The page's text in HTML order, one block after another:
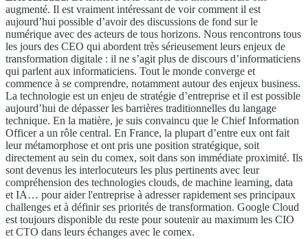
augmenté. Il est vraiment intéressant de voir comment il est
aujourd’hui possible d’avoir des discussions de fond sur le
numérique avec des acteurs de tous horizons. Nous rencontrons tous
les jours des CEO qui abordent très sérieusement leurs enjeux de
transformation digitale : il ne s’agit plus de discours d’informaticiens
qui parlent aux informaticiens. Tout le monde converge et
commence à se comprendre, notamment autour des enjeux business.
La technologie est un enjeu de stratégie d’entreprise et il est possible
aujourd’hui de dépasser les barrières traditionnelles du langage
technique. En la matière, je suis convaincu que le Chief Information
Officer a un rôle central. En France, la plupart d’entre eux ont fait
leur métamorphose et ont pris une position stratégique, soit
directement au sein du comex, soit dans son immédiate proximité. Ils
sont devenus les interlocuteurs les plus pertinents avec leur
compréhension des technologies clouds, de machine learning, data
et IA… pour aider l'entreprise à adresser rapidement ses principaux
challenges et à définir ses priorités de transformation. Google Cloud
est toujours disponible du reste pour soutenir au maximum les CIO
et CTO dans leurs échanges avec le comex.